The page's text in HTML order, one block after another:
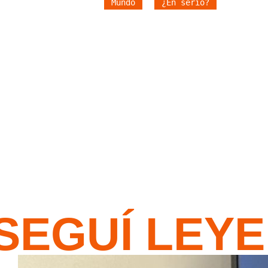
Mundo ¿En serio?